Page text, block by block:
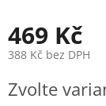
469 Kč
388 Kč bez DPH
cena:
Zvolte